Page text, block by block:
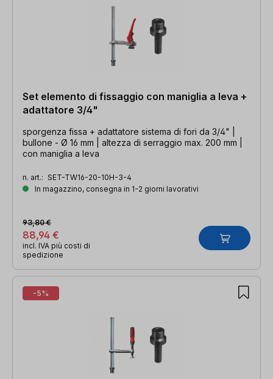
Set elemento di fissaggio con maniglia a leva +
adattatore 3/4"
sporgenza fissa + adattatore sistema di fori da 3/4" |
bullone - Ø 16 mm | altezza di serraggio max. 200 mm |
con maniglia a leva
n. art.: SET-TW16-20-10H-3-4
In magazzino, consegna in 1-2 giorni lavorativi
88,94 €
93,80 €
incl. IVA più costi di
spedizione
-5%